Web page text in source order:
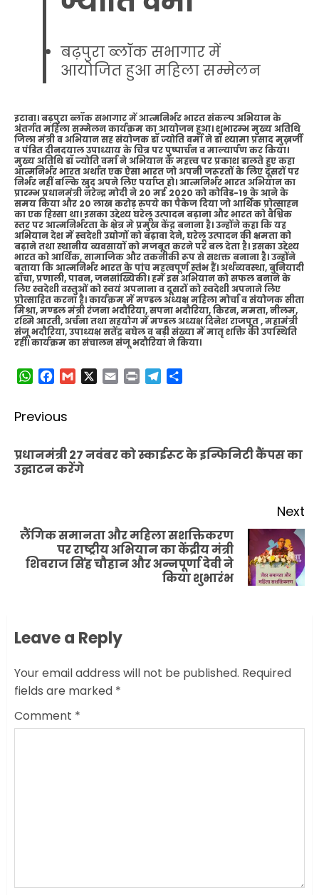
बढ़पुरा ब्लॉक सभागार में
आयोजित हुआ महिला सम्मेलन
इटावा। बढ़पुरा ब्लॉक सभागार में आत्मनिर्भर भारत संकल्प अभियान के
अंतर्गत महिला सम्मेलन कार्यक्रम का आयोजन हुआ। शुभारम्भ मुख्य अतिथि
जिला मंत्री व अभियान सह संयोजक डॉ ज्योति वर्मा ने डॉ श्यामा प्रसाद मुख़र्जी
व पंडित दीनदयाल उपाध्याय के चित्र पर पुष्पार्चन व माल्यार्पण कर किया।
मुख्य अतिथि डॉ ज्योति वर्मा ने अभियान के महत्त्व पर प्रकाश डालते हुए कहा
आत्मनिर्भर भारत अर्थात एक ऐसा भारत जो अपनी जरूरतों के लिए दूसरों पर
निर्भर नहीं बल्कि खुद अपने लिए पर्याप्त हो। आत्मनिर्भर भारत अभियान का
प्रारम्भ प्रधानमंत्री नरेन्द्र मोदी ने 20 मई 2020 को कोविड-19 के आने के
समय किया और 20 लाख करोड़ रुपये का पैकेज दिया जो आर्थिक प्रोत्साहन
का एक हिस्सा था। इसका उद्देश्य घरेलू उत्पादन बढ़ाना और भारत को वैश्विक
स्तर पर आत्मनिर्भरता के क्षेत्र मे प्रमुख केंद्र बनाना है। उन्होंने कहा कि यह
अभियान देश में स्वदेशी उद्योगों को बढ़ावा देने, घरेलू उत्पादन की क्षमता को
बढ़ाने तथा स्थानीय व्यवसायों को मजबूत करने पर बल देता है। इसका उद्देश्य
भारत को आर्थिक, सामाजिक और तकनीकी रूप से सशक्त बनाना है। उन्होंने
बताया कि ​आत्मनिर्भर भारत के पांच महत्वपूर्ण स्तंभ हैं। अर्थव्यवस्था, बुनियादी
ढाँचा, प्रणाली, पावन, जनसांख्यिकी। हमें इस अभियान को सफल बनाने के
लिए स्वदेशी वस्तुओं को स्वयं अपनाना व दूसरों को स्वदेशी अपनाने लिए
प्रोत्साहित करना है। कार्यक्रम में मण्डल अध्यक्ष महिला मोर्चा व संयोजक सीता
मिश्रा, मण्डल मंत्री रंजना भदौरिया, सपना भदौरिया, किरन, ममता, नीलम,
रश्मि आरती, अर्चना तथा सहयोग में मण्डल अध्यक्ष दिनेश राजपूत , महामंत्री
संजू भदौरिया, उपाध्यक्ष सतेंद्र बघेल व बड़ी संख्या में मातृ शक्ति की उपस्थिति
रहीं। कार्यक्रम का संचालन संजू भदौरिया ने किया।
WhatsApp
Facebook
Gmail EmailPrint Telegram
Post
navigation
Previous
प्रधानमंत्री 27 नवंबर को स्काईरूट के इन्फिनिटी कैंपस का
उद्घाटन करेंगे
Next
Next
post:
लैंगिक समानता और महिला सशक्तिकरण
पर राष्ट्रीय अभियान का केंद्रीय मंत्री
शिवराज सिंह चौहान और अन्नपूर्णा देवी ने
किया शुभारंभ
Leave a Reply
Your email address will not be published. Required
fields are marked *
Comment *